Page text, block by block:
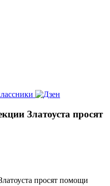
Златоуста просят
просят помощи